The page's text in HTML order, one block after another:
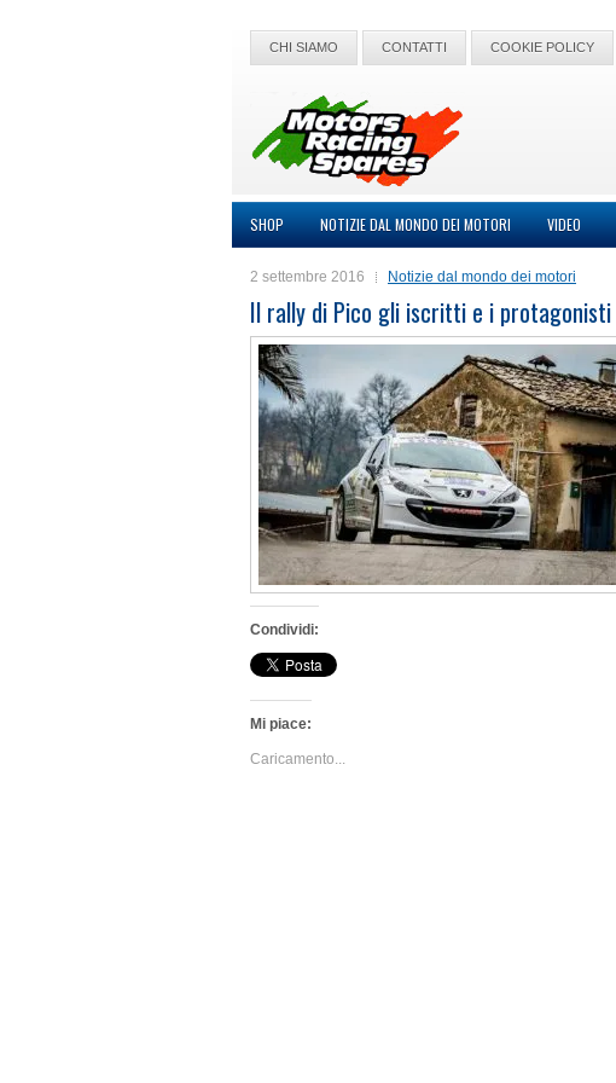
CHI SIAMO CONTATTI COOKIE POLICY
SHOP NOTIZIE DAL MONDO DEI MOTORI VIDEO
2 settembre 2016 Notizie dal mondo dei motori
Il rally di Pico gli iscritti e i protagonisti
Condividi:
Mi piace:
Caricamento...